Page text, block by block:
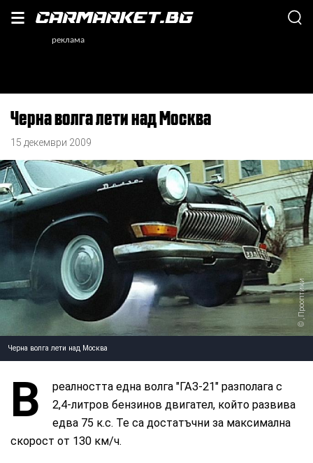
Черна волга лети над Москва
15 декември 2009
,
Прооптики
Черна волга лети над Москва
В
реалността една волга "ГАЗ-21" разполага с
2,4-литров бензинов двигател, който развива
едва 75 к.с. Те са достатъчни за максимална
скорост от 130 км/ч.